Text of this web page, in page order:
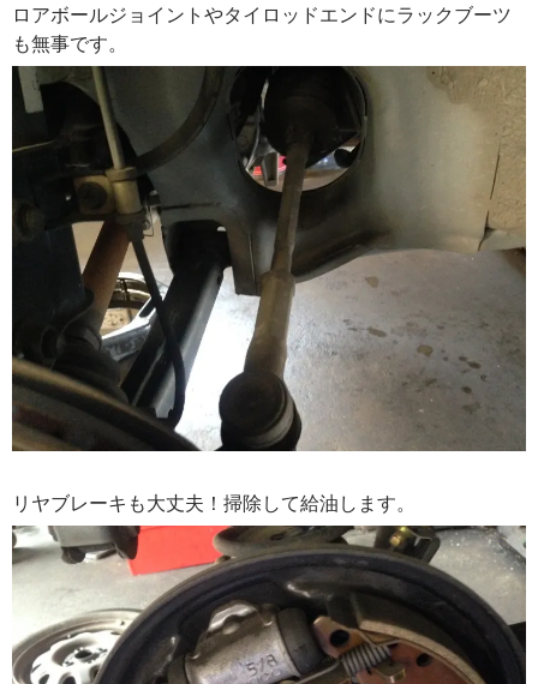
ロアボールジョイントやタイロッドエンドにラックブーツ
も無事です。
リヤブレーキも大丈夫！掃除して給油します。